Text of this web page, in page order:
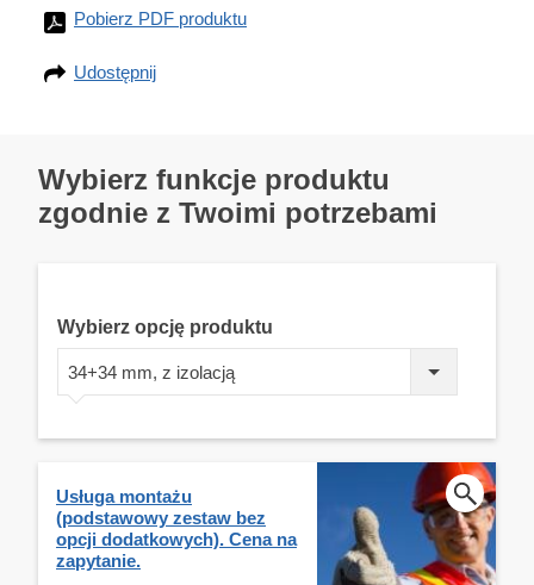
Pobierz PDF produktu
Udostępnij
Wybierz funkcje produktu
zgodnie z Twoimi potrzebami
Wybierz opcję produktu
34+34 mm, z izolacją
Usługa montażu
(podstawowy zestaw bez
opcji dodatkowych). Cena na
zapytanie.